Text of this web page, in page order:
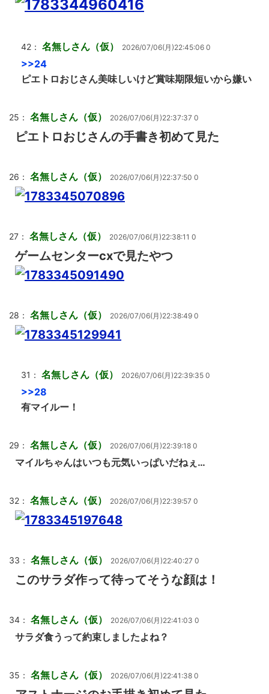
42： 名無しさん（仮） 2026/07/06(月)22:45:06 0
>>24
ピエトロおじさん美味しいけど賞味期限短いから嫌い
25： 名無しさん（仮） 2026/07/06(月)22:37:37 0
ピエトロおじさんの手書き初めて見た
26： 名無しさん（仮） 2026/07/06(月)22:37:50 0
27： 名無しさん（仮） 2026/07/06(月)22:38:11 0
ゲームセンターcxで見たやつ
28： 名無しさん（仮） 2026/07/06(月)22:38:49 0
31： 名無しさん（仮） 2026/07/06(月)22:39:35 0
>>28
有マイルー！
29： 名無しさん（仮） 2026/07/06(月)22:39:18 0
マイルちゃんはいつも元気いっぱいだねぇ…
32： 名無しさん（仮） 2026/07/06(月)22:39:57 0
33： 名無しさん（仮） 2026/07/06(月)22:40:27 0
このサラダ作って待ってそうな顔は！
34： 名無しさん（仮） 2026/07/06(月)22:41:03 0
サラダ食うって約束しましたよね？
35： 名無しさん（仮） 2026/07/06(月)22:41:38 0